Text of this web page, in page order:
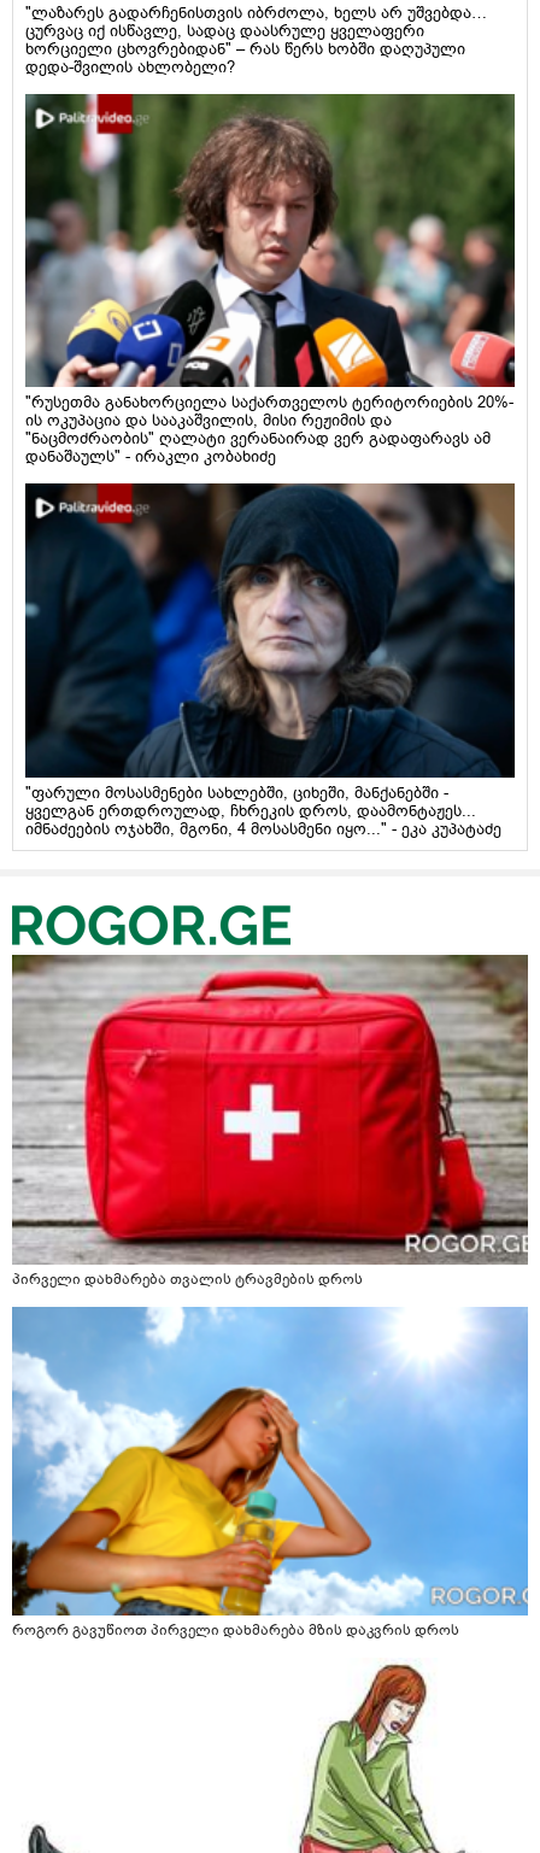
"ლაზარეს გადარჩენისთვის იბრძოლა, ხელს არ უშვებდა…
ცურვაც იქ ისწავლე, სადაც დაასრულე ყველაფერი
ხორციელი ცხოვრებიდან" – რას წერს ხობში დაღუპული
დედა-შვილის ახლობელი?
"რუსეთმა განახორციელა საქართველოს ტერიტორიების 20%-
ის ოკუპაცია და სააკაშვილის, მისი რეჟიმის და
"ნაცმოძრაობის" ღალატი ვერანაირად ვერ გადაფარავს ამ
დანაშაულს" - ირაკლი კობახიძე
"ფარული მოსასმენები სახლებში, ციხეში, მანქანებში -
ყველგან ერთდროულად, ჩხრეკის დროს, დაამონტაჟეს...
იმნაძეების ოჯახში, მგონი, 4 მოსასმენი იყო..." - ეკა კუპატაძე
პირველი დახმარება თვალის ტრავმების დროს
როგორ გავუწიოთ პირველი დახმარება მზის დაკვრის დროს